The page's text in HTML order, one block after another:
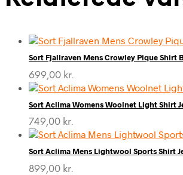
Sort Fjallraven Mens Crowley Pique Shirt
699,00 kr.
Sort Aclima Womens Woolnet Light Shirt
749,00 kr.
Sort Aclima Mens Lightwool Sports Shirt
899,00 kr.